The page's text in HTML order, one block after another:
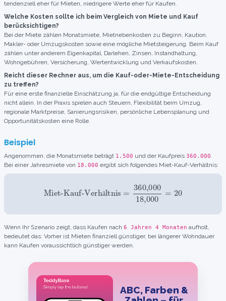
tendenziell eher für Mieten, niedrigere Werte eher für Kaufen.
Welche Kosten sollte ich beim Vergleich von Miete und Kauf
berücksichtigen?
Bei der Miete zählen Monatsmiete, Mietnebenkosten zu Beginn, Kaution,
Makler- oder Umzugskosten sowie eine mögliche Mietsteigerung. Beim Kauf
zählen unter anderem Eigenkapital, Darlehen, Zinsen, Instandhaltung,
Wohngebühren, Versicherung, Wertentwicklung und Verkaufskosten.
Reicht dieser Rechner aus, um die Kauf-oder-Miete-Entscheidung
zu treffen?
Für eine erste finanzielle Einschätzung ja, für die endgültige Entscheidung
nicht allein. In der Praxis spielen auch Steuern, Flexibilität beim Umzug,
regionale Marktpreise, Sanierungsrisiken, persönliche Lebensplanung und
Opportunitätskosten eine Rolle.
Beispiel
Angenommen, die Monatsmiete beträgt 1.500 und der Kaufpreis 360.000.
Bei einer Jahresmiete von 18.000 ergibt sich folgendes Miet-Kauf-Verhältnis:
ä
360,00018,000
Wenn Ihr Szenario zeigt, dass Kaufen nach 6 Jahren 4 Monaten aufholt,
bedeutet das: Vorher ist Mieten finanziell günstiger, bei längerer Wohndauer
kann Kaufen voraussichtlich günstiger werden.
ABC, Farben &